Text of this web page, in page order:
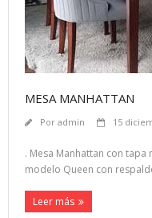
MESA MANHATTAN
Por admin 15
. Mesa Manhattan con
modelo Queen con
Leer más